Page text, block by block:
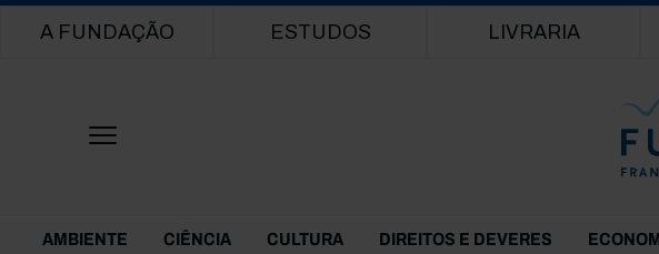
Main navigation
A FUNDAÇÃO ESTUDOS LIVRARIA
Themes Menu
AMBIENTE CIÊNCIA CULTURA DIREITOS E DEVERES